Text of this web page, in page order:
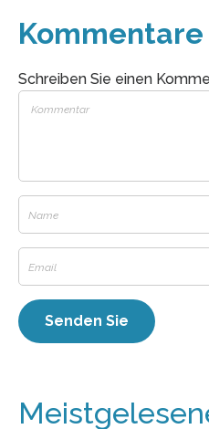
Kommentare
Schreiben Sie einen